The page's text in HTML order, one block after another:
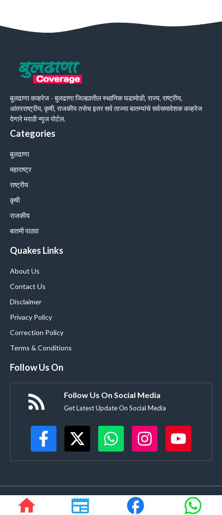
बुलढाणा कव्हरेज - बुलढाणा जिल्ह्यातील स्थानिक घडामोडी, राज्य, राष्ट्रीय,
आंतरराष्ट्रीय, कृषी, राजकीय तसेच इतर सर्व ताज्या बातम्यांचे सर्वसमावेशक कव्हरेज
देणारे मराठी न्यूज पोर्टल.
Categories
बुलढाणा
महाराष्ट्र
राष्ट्रीय
कृषी
राजकीय
बातमी पाठवा
Quakes Links
About Us
Contact Us
Disclaimer
Privacy Policy
Correction Policy
Terms & Conditions
Follow Us On
Follow Us On Social Media
Get Latest Update On Social Media
©Buldanacoverage.com
• All rights reserved • Created by-
Rajdhanve.in
Mo. 8378908271